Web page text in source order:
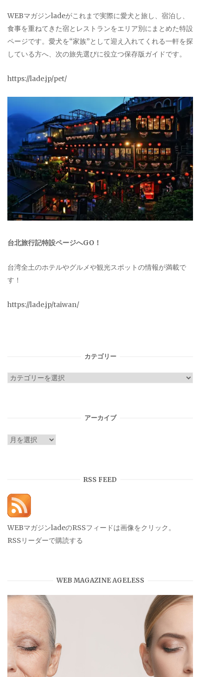
WEBマガジンladeがこれまで実際に愛犬と旅し、宿泊し、
食事を重ねてきた宿とレストランをエリア別にまとめた特設
ページです。愛犬を“家族”として迎え入れてくれる一軒を探
している方へ、次の旅先選びに役立つ保存版ガイドです。
https://lade.jp/pet/
台北旅行記特設ページへGO！
台湾全土のホテルやグルメや観光スポットの情報が満載で
す！
https://lade.jp/taiwan/
カテゴリー
カ
アーカイブ
ア
RSS FEED
WEBマガジンladeのRSSフィードは画像をクリック。
RSSリーダーで購読する
WEB MAGAZINE AGELESS